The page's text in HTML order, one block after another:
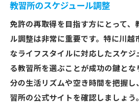
教習所のスケジュール調整
免許の再取得を目指す方にとって、
ル調整は非常に重要です。特に川越
なライフスタイルに対応したスケジ
る教習所を選ぶことが成功の鍵とな
分の生活リズムや空き時間を把握し
習所の公式サイトを確認しましょう